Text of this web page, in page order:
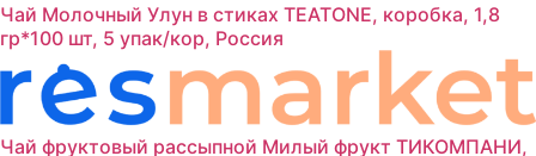
Чай Молочный Улун в стиках TEATONE, коробка, 1,8
гр*100 шт, 5 упак/кор, Россия
Чай фруктовый рассыпной Милый фрукт ТИКОМПАНИ,